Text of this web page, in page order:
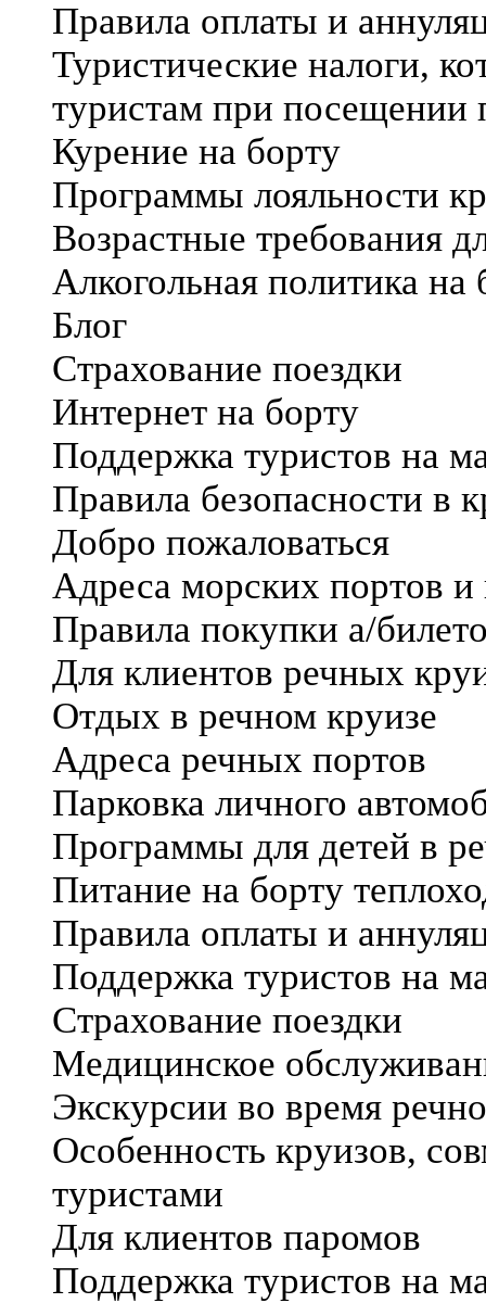
Правила оплаты и
Туристические налоги,
туристам при посещении
Курение на борту
Программы лояльности
Возрастные требования
Алкогольная политика на
Блог
Страхование поездки
Интернет на борту
Поддержка туристов на
Правила безопасности в
Добро пожаловаться
Адреса морских портов и
Правила покупки а/
Для клиентов речных
Отдых в речном круизе
Адреса речных портов
Парковка личного
Программы для детей в
Питание на борту
Правила оплаты и
Поддержка туристов на
Страхование поездки
Медицинское
Экскурсии во время
Особенность круизов,
туристами
Для клиентов паромов
Поддержка туристов на